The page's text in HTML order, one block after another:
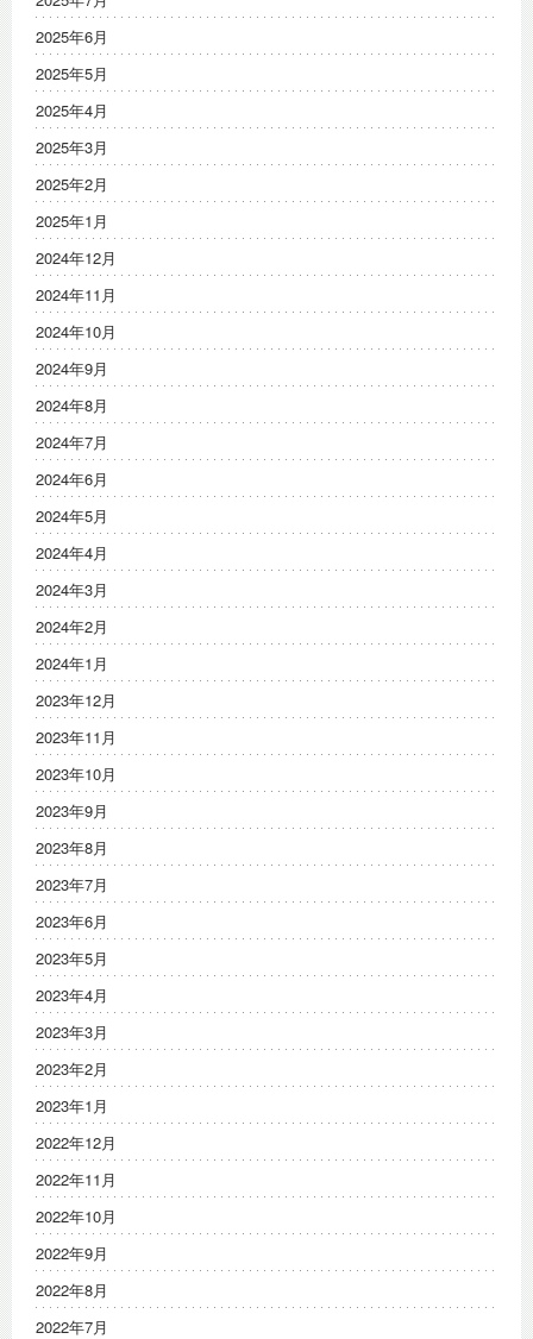
2025年6月
2025年5月
2025年4月
2025年3月
2025年2月
2025年1月
2024年12月
2024年11月
2024年10月
2024年9月
2024年8月
2024年7月
2024年6月
2024年5月
2024年4月
2024年3月
2024年2月
2024年1月
2023年12月
2023年11月
2023年10月
2023年9月
2023年8月
2023年7月
2023年6月
2023年5月
2023年4月
2023年3月
2023年2月
2023年1月
2022年12月
2022年11月
2022年10月
2022年9月
2022年8月
2022年7月